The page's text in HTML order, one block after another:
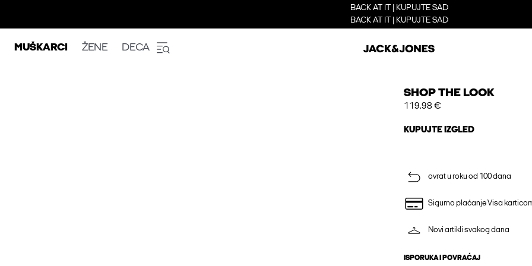
BACK AT IT | KUPUJTE SAD
BACK AT IT | KUPUJTE SAD
MUŠKARCI ŽENE DECA
SHOP THE LOOK
119.98 €
KUPUJTE IZGLED
ovrat u roku od 100 dana
Sigurno plaćanje Visa
Novi artikli svakog dana
ISPORUKA I POVRAĆAJ